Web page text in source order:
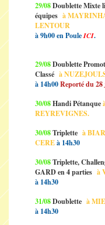
29/08Doublette Mixte
équipes à
LENTOUR
à 9h00 en PouleICI.
29/08Doublette
Classé à
à 14h00Reporté du
30/08Handi Pétanque
REYREVIGNES.
30/08Triplette à
CEREà 14h30
30/08Triplette,
GARD en 4 parties à
à 14h30
31/08Doublette à
à 14h30